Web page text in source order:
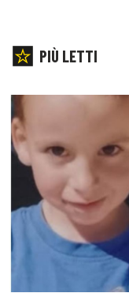
PIÙ LETTI